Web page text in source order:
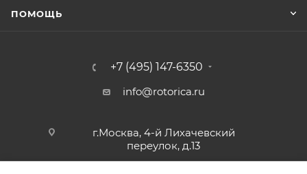
ПОМОЩЬ
+7 (495) 147-6350
info@rotorica.ru
г.Москва, 4-й Лихачевский
переулок, д.13